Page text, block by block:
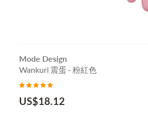
Mode Design
Wankuri 震蛋 - 粉紅色
US$18.12